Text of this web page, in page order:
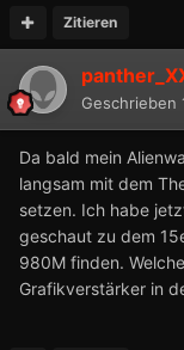
Zitieren
Geschrieben
Da bald mein
langsam mit dem
setzen. Ich habe
geschaut zu dem
980M finden.
Grafikverstärker in